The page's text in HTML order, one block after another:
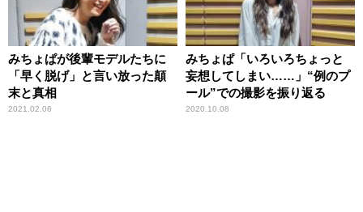
みちょぱが後輩モデルたちに
「早く脱げ」と言い放った顛
末と真相
2021.02.06
みちょぱ「いろいろちょっと
妄想してしまい……」“例のプ
ール”での撮影を振り返る
2020.10.08